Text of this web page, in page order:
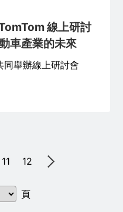
線上研討
車產業的未來
同舉辦線上研討會
11 12
頁